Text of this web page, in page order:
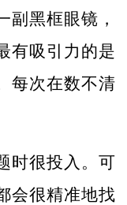
黑框眼镜，
有吸引力的是
每次在数不清
很投入。可
会很精准地找